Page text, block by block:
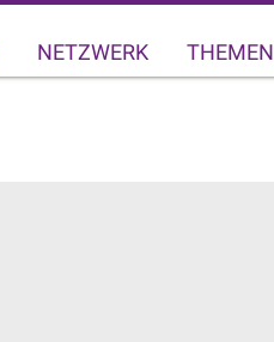
NETZWERK THEMEN